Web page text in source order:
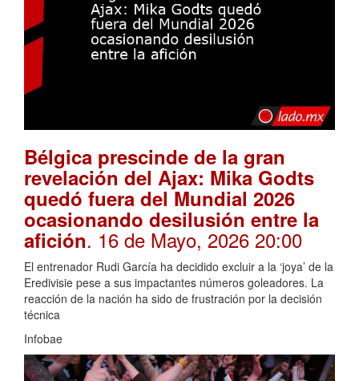
Bélgica prescinde de la gran
revelación del Ajax: Mika Godts
quedó fuera del Mundial 2026
ocasionando desilusión entre la
afición. 16 de Mayo, 2026 20:00
El entrenador Rudi García ha decidido excluir a la ‘joya’ de la
Eredivisie pese a sus impactantes números goleadores. La
reacción de la nación ha sido de frustración por la decisión
técnica
Infobae